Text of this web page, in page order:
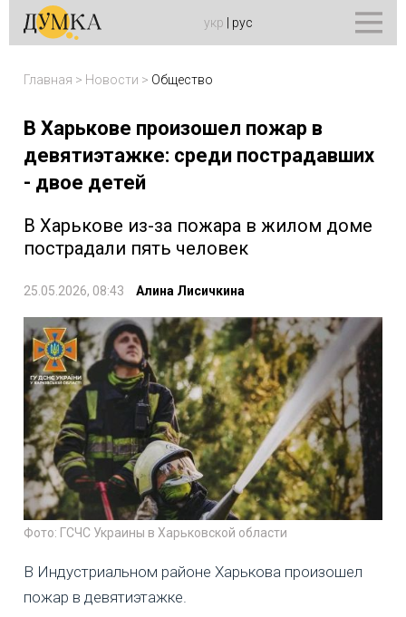
укр рус
Главная > Новости > Общество
В Харькове произошел пожар в
девятиэтажке: среди пострадавших
- двое детей
В Харькове из-за пожара в жилом доме
пострадали пять человек
25.05.2026, 08:43 Алина Лисичкина
Фото: ГСЧС Украины в Харьковской области
В Индустриальном районе Харькова произошел
пожар в девятиэтажке.